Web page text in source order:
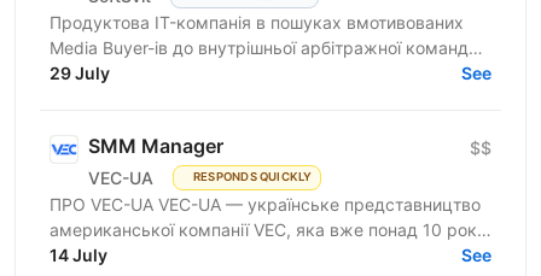
Продуктова IT-компанія в пошуках вмотивованих
Media Buyer-ів до внутрішньої арбітражної команди.
Розглядаємо спеціалістів із досвідом самостійних
29 July See
SMM Manager
VEC-UA RESPONDS QUICKLY
$$
ПРО VEC-UA VEC-UA — українське представництво
американської компанії VEC, яка вже понад 10 років
трансформує будівельну галузь за допомогою BIM
14 July See